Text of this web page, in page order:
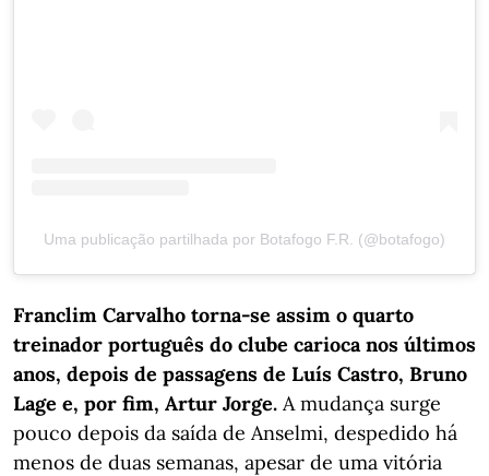
Uma publicação partilhada por Botafogo F.R. (@botafogo)
Franclim Carvalho torna-se assim o quarto
treinador português do clube carioca nos últimos
anos, depois de passagens de Luís Castro, Bruno
Lage e, por fim, Artur Jorge. A mudança surge
pouco depois da saída de Anselmi, despedido há
menos de duas semanas, apesar de uma vitória